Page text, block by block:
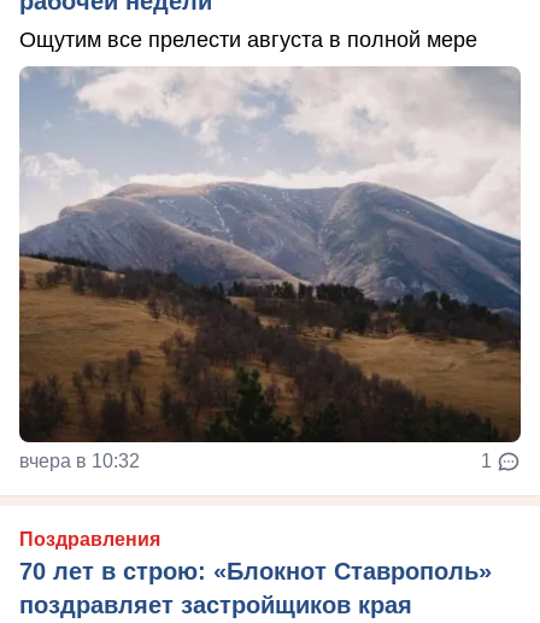
Ощутим все прелести августа в полной мере
вчера в 10:32 1
Поздравления
70 лет в строю: «Блокнот Ставрополь»
поздравляет застройщиков края